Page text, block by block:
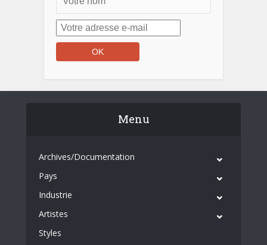
Menu
Archives/Documentation
Pays
Industrie
Artistes
Styles